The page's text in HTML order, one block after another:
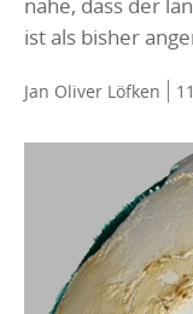
ist als bisher
Jan Oliver Löfken